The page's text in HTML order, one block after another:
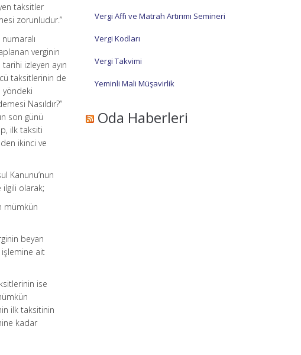
taksitler
zorunludur.”
verginin
izleyen ayın
taksitlerinin de
yöndeki
Nasıldır?”
son günü
ilk taksiti
ikinci ve
Kanunu’nun
ilgili olarak;
mümkün
beyan
işlemine ait
ise
ilk taksitinin
kadar
Vergi Affı ve Matrah Artırımı Semineri
Vergi Kodları
Vergi Takvimi
Yeminli Mali Müşavirlik
Oda Haberleri